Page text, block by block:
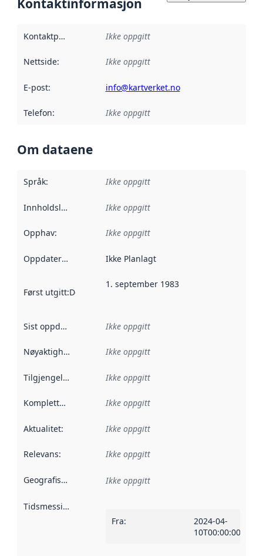
Kontaktinformasjon
Kontaktpunkt Ikke oppgitt
Nettside: Ikke oppgitt
E-post: info@kartverket.no
Telefon: Ikke oppgitt
Om dataene
Språk: Ikke oppgitt
Innholdsleverandører :
Ikke oppgitt
Opphav: Ikke oppgitt
Oppdateringsfrekvens :
Ikke Planlagt
Først utgitt:Denne datoen sier når dataene i dette
1. september 1983
Sist oppdatert Ikke oppgitt
Nøyaktighet Ikke oppgitt
Tilgjengelighet Ikke oppgitt
Kompletthet Ikke oppgitt
Aktualitet: Ikke oppgitt
Relevans: Ikke oppgitt
Geografisk avgrensning :
Ikke oppgitt
Tidsmessig avgrensning
Fra:
2024-04-
10T00:00:00Z